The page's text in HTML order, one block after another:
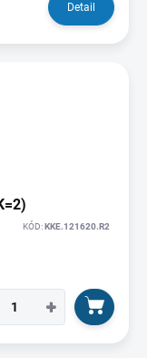
Detail
KÓD:KKE.121620.R2
+